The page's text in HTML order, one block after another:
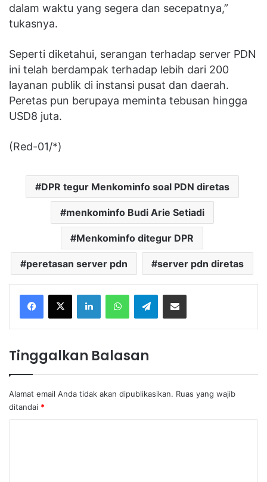
dalam waktu yang segera dan secepatnya,”
tukasnya.
Seperti diketahui, serangan terhadap server PDN
ini telah berdampak terhadap lebih dari 200
layanan publik di instansi pusat dan daerah.
Peretas pun berupaya meminta tebusan hingga
USD8 juta.
(Red-01/*)
DPR tegur Menkominfo soal PDN diretas
menkominfo Budi Arie Setiadi
Menkominfo ditegur DPR
peretasan server pdn server pdn diretas
Facebook
X LinkedInWhatsAppTelegramShare via Email
Tinggalkan Balasan
Alamat email Anda tidak akan dipublikasikan. Ruas yang wajib
ditandai *